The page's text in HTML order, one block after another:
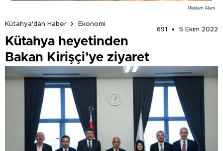
Reklam Alanı
Kütahya'dan Haber
Ekonomi
691
5 Ekim 2022
Kütahya heyetinden
Bakan Kirişçi’ye ziyaret